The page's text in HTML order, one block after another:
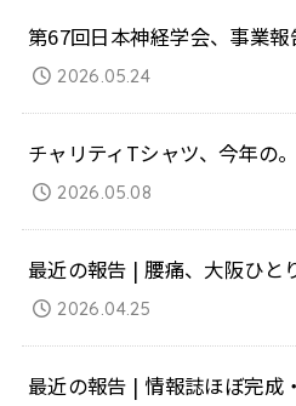
第67回日本神経学会、事業
2026.05.24
チャリティTシャツ、今年の。
2026.05.08
最近の報告 | 腰痛、大阪ひと
2026.04.25
最近の報告 | 情報誌ほぼ完成